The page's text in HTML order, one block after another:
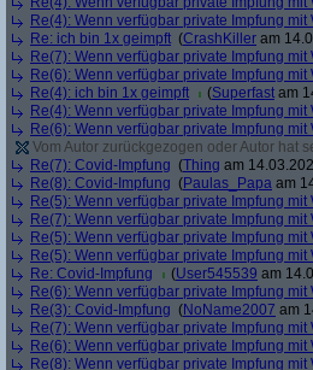
Re(4): Wenn verfügbar private Impfung mit
Re: ich bin 1x geimpft (CrashKiller am
Re(7): Wenn verfügbar private Impfung mit
Re(6): Wenn verfügbar private Impfung mit
Re(4): ich bin 1x geimpft
(Superfast am
Re(4): Wenn verfügbar private Impfung mit
Re(6): Wenn verfügbar private Impfung mit
Vom Autor zurückgezogen oder Autor hat
Re(7): Covid-Impfung (Thing am
Re(8): Covid-Impfung (Paulas_Papa am
Re(5): Wenn verfügbar private Impfung mit
Re(7): Wenn verfügbar private Impfung mit
Re(5): Wenn verfügbar private Impfung mit
Re(5): Wenn verfügbar private Impfung mit
Re: Covid-Impfung
(User545539 am
Re(6): Wenn verfügbar private Impfung mit
Re(3): Covid-Impfung (NoName2007 am
Re(7): Wenn verfügbar private Impfung mit
Re(6): Wenn verfügbar private Impfung mit
Re(8): Wenn verfügbar private Impfung mit